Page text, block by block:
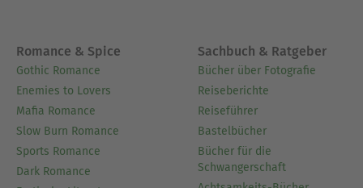
Romance & Spice
Gothic Romance
Enemies to Lovers
Mafia Romance
Slow Burn Romance
Sports Romance
Dark Romance
Sachbuch & Ratgeber
Bücher über Fotografie
Reiseberichte
Reiseführer
Bastelbücher
Bücher für die
Schwangerschaft